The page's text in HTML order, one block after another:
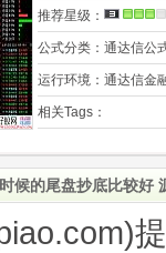
推荐星级：
公式分类： 通达信公
运行环境： 通达信金
相关Tags：
候的尾盘抄底比较好